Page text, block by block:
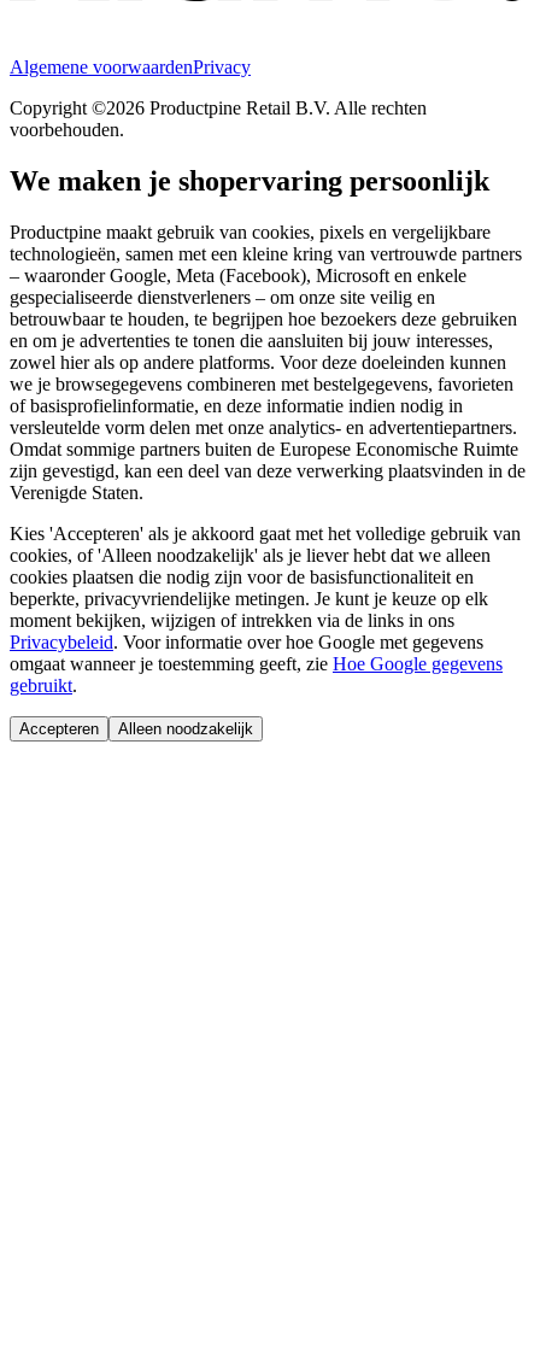
Algemene voorwaardenPrivacy
Copyright ©2026 Productpine Retail B.V. Alle rechten
voorbehouden.
We maken je shopervaring persoonlijk
Productpine maakt gebruik van cookies, pixels en vergelijkbare
technologieën, samen met een kleine kring van vertrouwde partners
– waaronder Google, Meta (Facebook), Microsoft en enkele
gespecialiseerde dienstverleners – om onze site veilig en
betrouwbaar te houden, te begrijpen hoe bezoekers deze gebruiken
en om je advertenties te tonen die aansluiten bij jouw interesses,
zowel hier als op andere platforms. Voor deze doeleinden kunnen
we je browsegegevens combineren met bestelgegevens, favorieten
of basisprofielinformatie, en deze informatie indien nodig in
versleutelde vorm delen met onze analytics- en advertentiepartners.
Omdat sommige partners buiten de Europese Economische Ruimte
zijn gevestigd, kan een deel van deze verwerking plaatsvinden in de
Verenigde Staten.
Kies 'Accepteren' als je akkoord gaat met het volledige gebruik van
cookies, of 'Alleen noodzakelijk' als je liever hebt dat we alleen
cookies plaatsen die nodig zijn voor de basisfunctionaliteit en
beperkte, privacyvriendelijke metingen. Je kunt je keuze op elk
moment bekijken, wijzigen of intrekken via de links in ons
Privacybeleid. Voor informatie over hoe Google met gegevens
omgaat wanneer je toestemming geeft, zie Hoe Google gegevens
gebruikt.
Accepteren Alleen noodzakelijk